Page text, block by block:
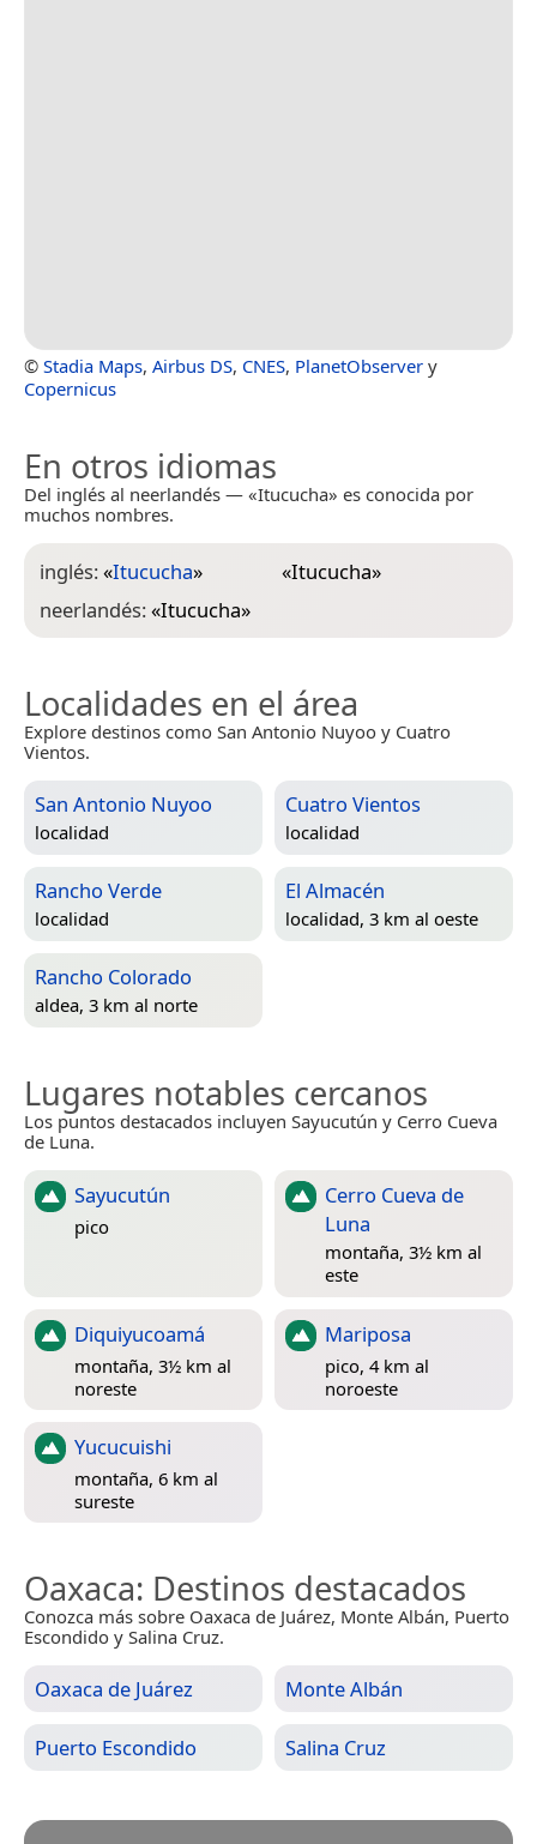
© Stadia Maps, Airbus DS, CNES, PlanetObserver y
Copernicus
En otros idiomas
Del inglés al neerlandés — «Itucucha» es conocida por
muchos nombres.
inglés:«Itucucha»
neerlandés:«Itucucha»
«Itucucha»
Localidades en el área
Explore destinos como San Antonio Nuyoo y Cuatro
Vientos.
San Antonio Nuyoo
localidad
Cuatro Vientos
localidad
Rancho Verde
localidad
El Almacén
localidad, 3 km al oeste
Rancho Colorado
aldea, 3 km al norte
Lugares notables cercanos
Los puntos destacados incluyen Sayucutún y Cerro Cueva
de Luna.
Sayucutún
pico
Cerro Cueva de
Luna
montaña, 3½ km al
este
Diquiyucoamá
montaña, 3½ km al
noreste
Mariposa
pico, 4 km al
noroeste
Yucucuishi
montaña, 6 km al
sureste
Oaxaca: Destinos destacados
Conozca más sobre Oaxaca de Juárez, Monte Albán, Puerto
Escondido y Salina Cruz.
Oaxaca de Juárez Monte Albán
Puerto Escondido Salina Cruz